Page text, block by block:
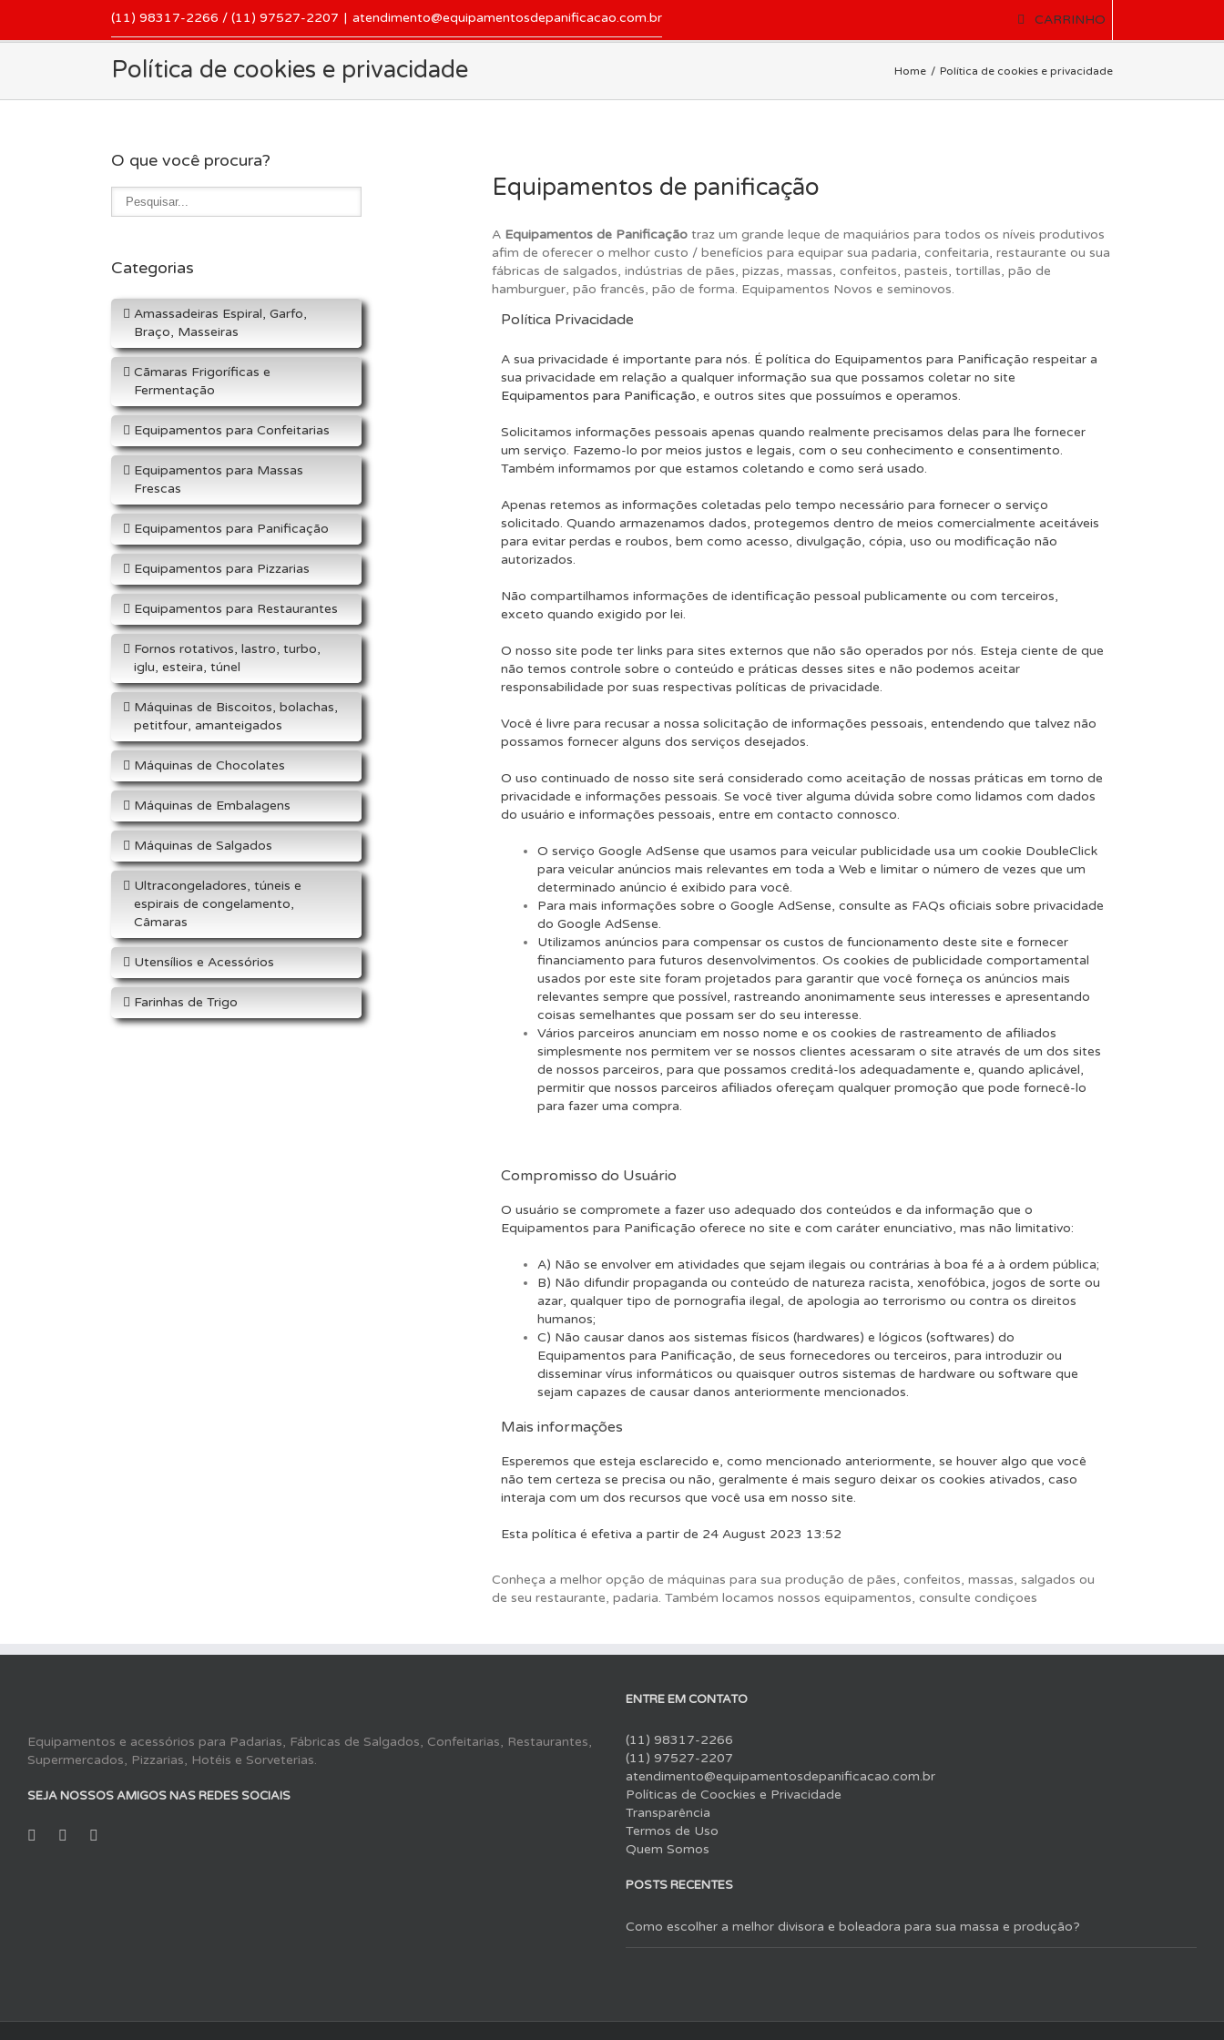
(11) 98317-2266 / (11) 97527-2207 | atendimento@equipamentosdepanificacao.com.br CARRINHO
Política de cookies e privacidade Home Política de cookies e privacidade
Equipamentos de panificação
A Equipamentos de Panificação traz um grande leque de maquiários para todos os níveis produtivos
afim de oferecer o melhor custo / benefícios para equipar sua padaria, confeitaria, restaurante ou sua
fábricas de salgados, indústrias de pães, pizzas, massas, confeitos, pasteis, tortillas, pão de
hamburguer, pão francês, pão de forma. Equipamentos Novos e seminovos.
Política Privacidade
A sua privacidade é importante para nós. É política do Equipamentos para Panificação respeitar a
sua privacidade em relação a qualquer informação sua que possamos coletar no site
Equipamentos para Panificação, e outros sites que possuímos e operamos.
Solicitamos informações pessoais apenas quando realmente precisamos delas para lhe fornecer
um serviço. Fazemo-lo por meios justos e legais, com o seu conhecimento e consentimento.
Também informamos por que estamos coletando e como será usado.
Apenas retemos as informações coletadas pelo tempo necessário para fornecer o serviço
solicitado. Quando armazenamos dados, protegemos dentro de meios comercialmente aceitáveis ​​
para evitar perdas e roubos, bem como acesso, divulgação, cópia, uso ou modificação não
autorizados.
Não compartilhamos informações de identificação pessoal publicamente ou com terceiros,
exceto quando exigido por lei.
O nosso site pode ter links para sites externos que não são operados por nós. Esteja ciente de que
não temos controle sobre o conteúdo e práticas desses sites e não podemos aceitar
responsabilidade por suas respectivas políticas de privacidade.
Você é livre para recusar a nossa solicitação de informações pessoais, entendendo que talvez não
possamos fornecer alguns dos serviços desejados.
O uso continuado de nosso site será considerado como aceitação de nossas práticas em torno de
privacidade e informações pessoais. Se você tiver alguma dúvida sobre como lidamos com dados
do usuário e informações pessoais, entre em contacto connosco.
O serviço Google AdSense que usamos para veicular publicidade usa um cookie DoubleClick
para veicular anúncios mais relevantes em toda a Web e limitar o número de vezes que um
determinado anúncio é exibido para você.
Para mais informações sobre o Google AdSense, consulte as FAQs oficiais sobre privacidade
do Google AdSense.
Utilizamos anúncios para compensar os custos de funcionamento deste site e fornecer
financiamento para futuros desenvolvimentos. Os cookies de publicidade comportamental
usados ​​por este site foram projetados para garantir que você forneça os anúncios mais
relevantes sempre que possível, rastreando anonimamente seus interesses e apresentando
coisas semelhantes que possam ser do seu interesse.
Vários parceiros anunciam em nosso nome e os cookies de rastreamento de afiliados
simplesmente nos permitem ver se nossos clientes acessaram o site através de um dos sites
de nossos parceiros, para que possamos creditá-los adequadamente e, quando aplicável,
permitir que nossos parceiros afiliados ofereçam qualquer promoção que pode fornecê-lo
para fazer uma compra.
Compromisso do Usuário
O usuário se compromete a fazer uso adequado dos conteúdos e da informação que o
Equipamentos para Panificação oferece no site e com caráter enunciativo, mas não limitativo:
A) Não se envolver em atividades que sejam ilegais ou contrárias à boa fé a à ordem pública;
B) Não difundir propaganda ou conteúdo de natureza racista, xenofóbica, jogos de sorte ou
azar, qualquer tipo de pornografia ilegal, de apologia ao terrorismo ou contra os direitos
humanos;
C) Não causar danos aos sistemas físicos (hardwares) e lógicos (softwares) do
Equipamentos para Panificação, de seus fornecedores ou terceiros, para introduzir ou
disseminar vírus informáticos ou quaisquer outros sistemas de hardware ou software que
sejam capazes de causar danos anteriormente mencionados.
Mais informações
Esperemos que esteja esclarecido e, como mencionado anteriormente, se houver algo que você
não tem certeza se precisa ou não, geralmente é mais seguro deixar os cookies ativados, caso
interaja com um dos recursos que você usa em nosso site.
Esta política é efetiva a partir de 24 August 2023 13:52
Conheça a melhor opção de máquinas para sua produção de pães, confeitos, massas, salgados ou
de seu restaurante, padaria. Também locamos nossos equipamentos, consulte condiçoes
O que você procura?
Categorias
Amassadeiras Espiral, Garfo,
Braço, Masseiras
Cãmaras Frigoríficas e
Fermentação
Equipamentos para Confeitarias
Equipamentos para Massas
Frescas
Equipamentos para Panificação
Equipamentos para Pizzarias
Equipamentos para Restaurantes
Fornos rotativos, lastro, turbo,
iglu, esteira, túnel
Máquinas de Biscoitos, bolachas,
petitfour, amanteigados
Máquinas de Chocolates
Máquinas de Embalagens
Máquinas de Salgados
Ultracongeladores, túneis e
espirais de congelamento,
Câmaras
Utensílios e Acessórios
Farinhas de Trigo
Equipamentos e acessórios para Padarias, Fábricas de Salgados, Confeitarias, Restaurantes,
Supermercados, Pizzarias, Hotéis e Sorveterias.
SEJA NOSSOS AMIGOS NAS REDES SOCIAIS
ENTRE EM CONTATO
(11) 98317-2266
(11) 97527-2207
atendimento@equipamentosdepanificacao.com.br
Políticas de Coockies e Privacidade
Transparência
Termos de Uso
Quem Somos
POSTS RECENTES
Como escolher a melhor divisora e boleadora para sua massa e produção?